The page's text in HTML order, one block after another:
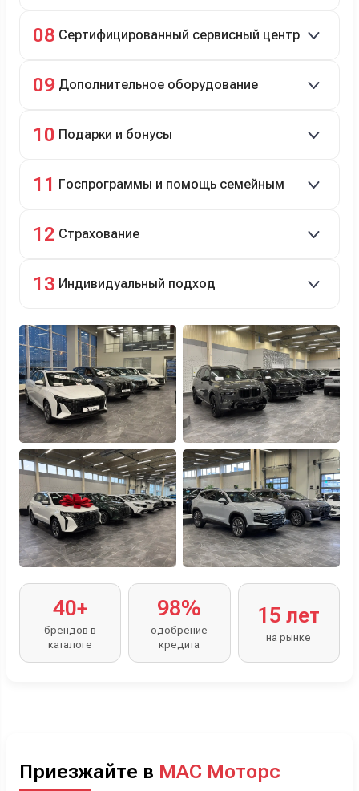
08 Сертифицированный сервисный центр
технический ремонт.
09 Дополнительное оборудование
10 Подарки и бонусы
программе лояльности.
11 Госпрограммы и помощь семейным
12 Страхование
бонусами для клиентов.
13 Индивидуальный подход
оформлением.
40+
брендов в
каталоге
98%
одобрение
кредита
15 лет
на рынке
Приезжайте в МАС Моторс